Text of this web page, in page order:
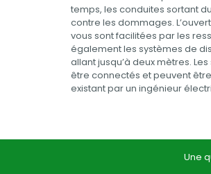
temps, les conduites sortant
contre les dommages.
vous sont facilitées par les
également les systèmes de
allant jusqu’à deux mètres.
être connectés et peuvent
existant par un ingénieur
Une